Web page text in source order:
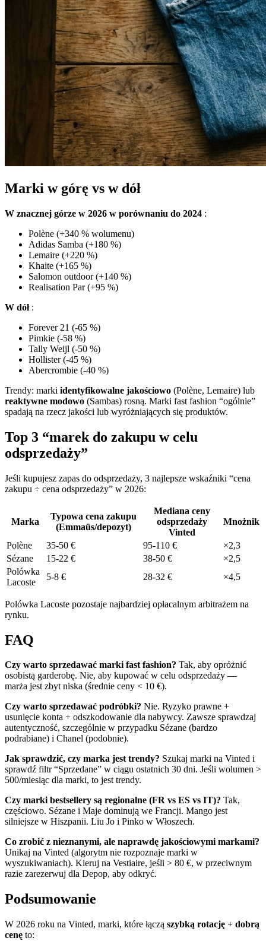
Marki w górę vs w dół
W znacznej górze w 2026 w porównaniu do 2024 :
Polène (+340 % wolumenu)
Adidas Samba (+180 %)
Lemaire (+220 %)
Khaite (+165 %)
Salomon outdoor (+140 %)
Realisation Par (+95 %)
W dół:
Forever 21 (-65 %)
Pimkie (-58 %)
Tally Weijl (-50 %)
Hollister (-45 %)
Abercrombie (-40 %)
Trendy: marki identyfikowalne jakościowo (Polène, Lemaire) lub
reaktywne modowo (Sambas) rosną. Marki fast fashion “ogólnie”
spadają na rzecz jakości lub wyróżniających się produktów.
Top 3 “marek do zakupu w celu
odsprzedaży”
Jeśli kupujesz zapas do odsprzedaży, 3 najlepsze wskaźniki “cena
zakupu ÷ cena odsprzedaży” w 2026:
Marka
Typowa cena zakupu
(Emmaüs/depozyt)
Mediana ceny
odsprzedaży
Vinted
Mnożnik
Polène 35-50 € 95-110 €
×2,3
Sézane
15-22 € 38-50 €
×2,5
Polówka
Lacoste
5-8 € 28-32 € ×4,5
Polówka Lacoste pozostaje najbardziej opłacalnym arbitrażem na
rynku.
FAQ
Czy warto sprzedawać marki fast fashion? Tak, aby opróżnić
osobistą garderobę. Nie, aby kupować w celu odsprzedaży —
marża jest zbyt niska (średnie ceny < 10 €).
Czy warto sprzedawać podróbki? Nie. Ryzyko prawne +
usunięcie konta + odszkodowanie dla nabywcy. Zawsze sprawdzaj
autentyczność, szczególnie w przypadku Sézane (bardzo
podrabiane) i Chanel (podobnie).
Jak sprawdzić, czy marka jest trendy? Szukaj marki na Vinted i
sprawdź filtr “Sprzedane” w ciągu ostatnich 30 dni. Jeśli wolumen >
500/miesiąc dla marki, to jest trendy.
Czy marki bestsellery są regionalne (FR vs ES vs IT)? Tak,
częściowo. Sézane i Maje dominują we Francji. Mango jest
silniejsze w Hiszpanii. Liu Jo i Pinko w Włoszech.
Co zrobić z nieznanymi, ale naprawdę jakościowymi markami?
Unikaj na Vinted (algorytm nie rozpoznaje marki w
wyszukiwaniach). Kieruj na Vestiaire, jeśli > 80 €, w przeciwnym
razie zarezerwuj dla Depop, aby odkryć.
Podsumowanie
W 2026 roku na Vinted, marki, które łączą szybką rotację + dobrą
cenę to: